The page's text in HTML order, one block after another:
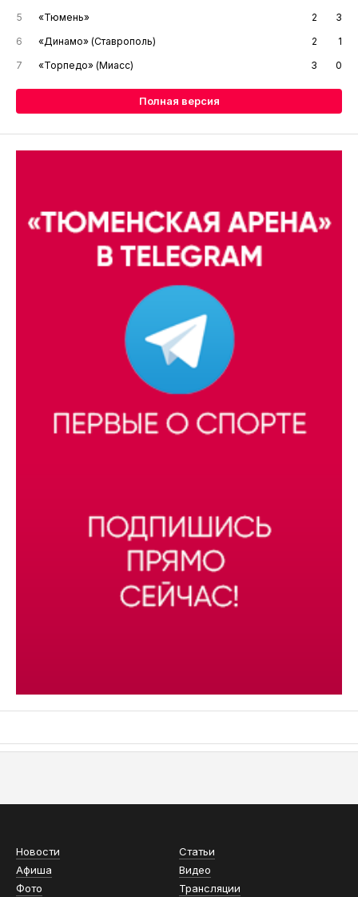
5
«Тюмень» 2
3
6
«Динамо» (Ставрополь) 2
1
7
«Торпедо» (Миасс) 3 0
Полная версия
Новости
Статьи
Афиша
Видео
Фото
Трансляции